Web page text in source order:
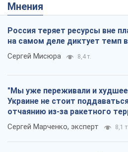
Мнения
Россия теряет ресурсы вне
на самом деле диктует темп
Сергей Мисюра 8,4 т.
"Мы уже переживали и
Украине не стоит
отчаянию из-за ракетного
Сергей Марченко, эксперт 8,1 т.